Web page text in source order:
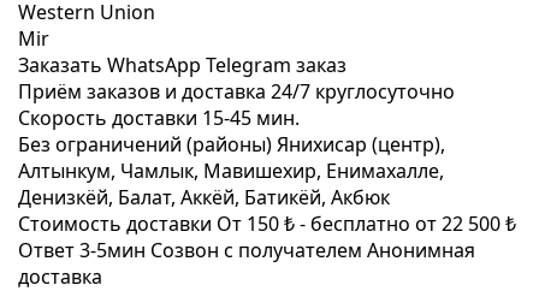
Western Union
Mir
Заказать WhatsApp Telegram заказ
Приём заказов и доставка 24/7 круглосуточно
Скорость доставки 15-45 мин.
Без ограничений (районы)Янихисар (центр),
Алтынкум, Чамлык, Мавишехир, Енимахалле,
Денизкёй, Балат, Аккёй, Батикёй, Акбюк
Стоимость доставки От 150 ₺ - бесплатно от 22 500 ₺
Ответ 3-5мин Созвон с получателем Анонимная
доставка